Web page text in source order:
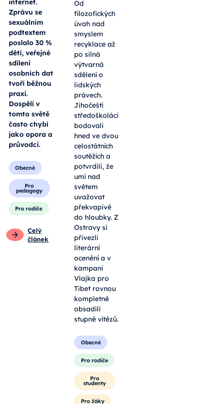
dětí a
dospívajících
se z velké
části
přesunul na
internet.
Zprávu se
sexuálním
podtextem
poslalo 30 %
dětí, veřejné
sdílení
osobních dat
tvoří běžnou
praxi.
tomto světě
často chybí
jako opora a
průvodci.
Pro
pedagogy
Jindřichův
Hradec,
Klášterská
77/II
Od
filozofických
úvah nad
smyslem
recyklace až
po silná
výtvarná
sdělení o
lidských
právech.
Jihočeští
středoškoláci
bodovali
hned ve dvou
celostátních
soutěžích a
potvrdili, že
umí nad
světem
uvažovat
překvapivě
do hloubky. Z
Ostravy si
přivezli
literární
ocenění a v
kampani
Tibet rovnou
kompletně
obsadili
stupně vítězů.
Obecné